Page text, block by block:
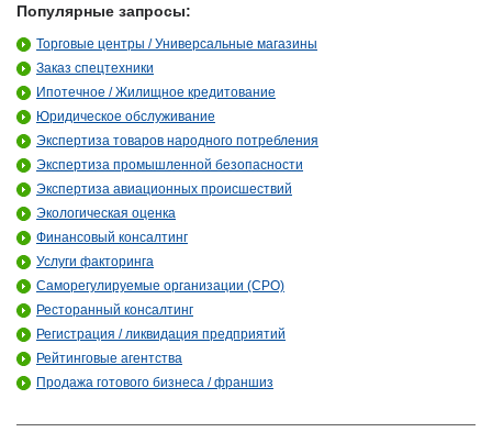
Популярные запросы:
Торговые центры / Универсальные магазины
Заказ спецтехники
Ипотечное / Жилищное кредитование
Юридическое обслуживание
Экспертиза товаров народного потребления
Экспертиза промышленной безопасности
Экспертиза авиационных происшествий
Экологическая оценка
Финансовый консалтинг
Услуги факторинга
Саморегулируемые организации (СРО)
Ресторанный консалтинг
Регистрация / ликвидация предприятий
Рейтинговые агентства
Продажа готового бизнеса / франшиз